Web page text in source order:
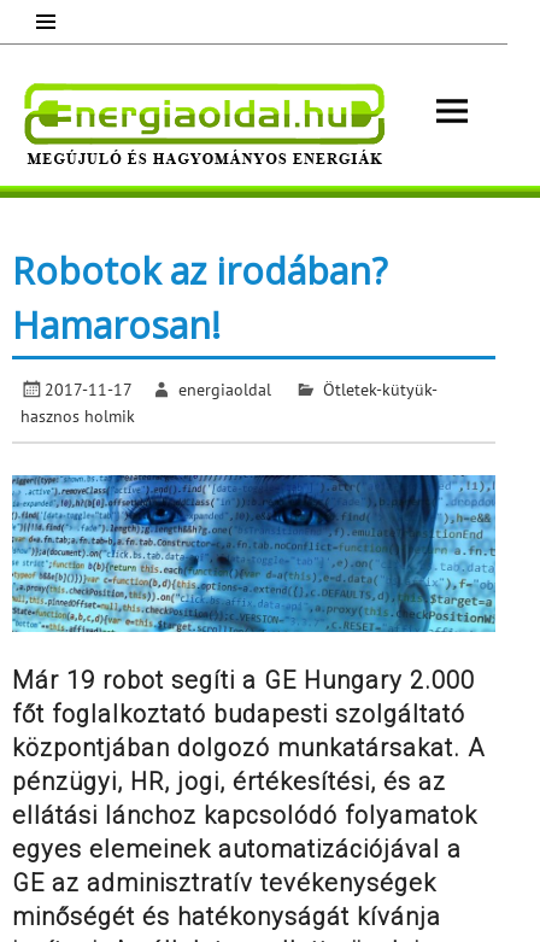
content
Megújuló és hagyományos energiák.
Robotok az irodában?
Hamarosan!
2017-11-17 energiaoldal
Ötletek-kütyük-
hasznos holmik
Már 19 robot segíti a GE Hungary 2.000
főt foglalkoztató budapesti szolgáltató
központjában dolgozó munkatársakat. A
pénzügyi, HR, jogi, értékesítési, és az
ellátási lánchoz kapcsolódó folyamatok
egyes elemeinek automatizációjával a
GE az adminisztratív tevékenységek
minőségét és hatékonyságát kívánja